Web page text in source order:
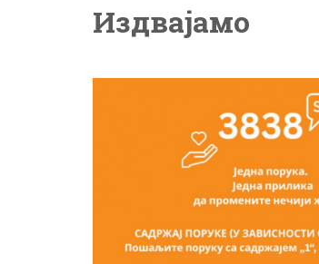
Издвајамо